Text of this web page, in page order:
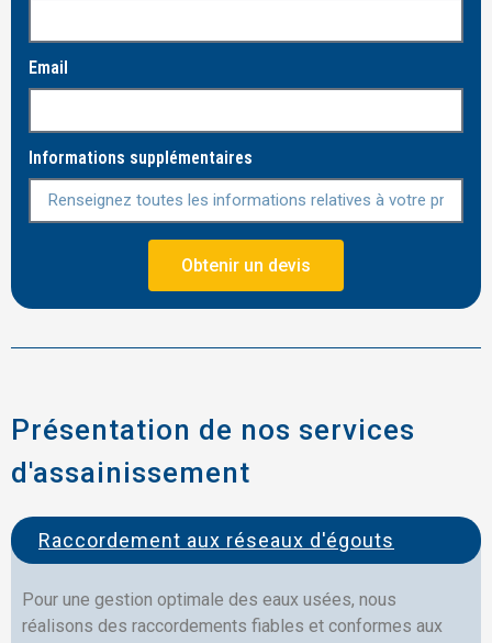
Email
Informations supplémentaires
Obtenir un devis
Présentation de nos services
d'assainissement
Raccordement aux réseaux d'égouts
Pour une gestion optimale des eaux usées, nous
réalisons des raccordements fiables et conformes aux